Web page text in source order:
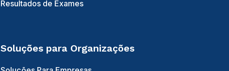
Resultados de Exames
Soluções para Organizações